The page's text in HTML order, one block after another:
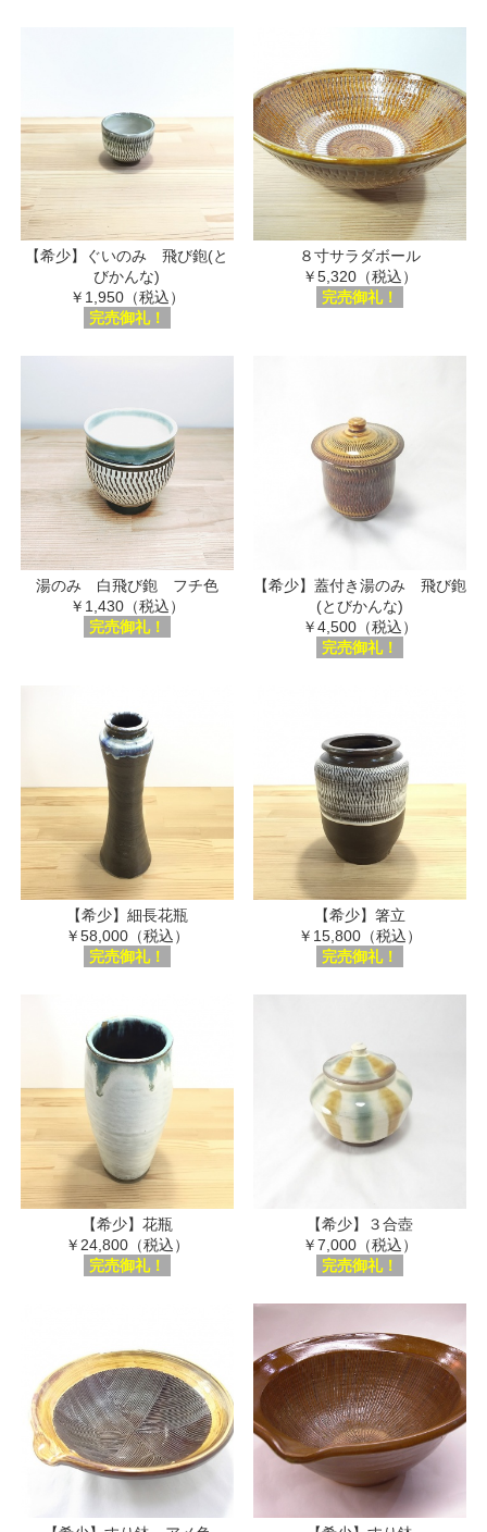
【希少】ぐいのみ 飛び鉋(と
びかんな)
￥1,950（税込）
完売御礼！
８寸サラダボール
￥5,320（税込）
完売御礼！
湯のみ 白飛び鉋 フチ色
￥1,430（税込）
完売御礼！
【希少】蓋付き湯のみ 飛び鉋
(とびかんな)
￥4,500（税込）
完売御礼！
【希少】細長花瓶
￥58,000（税込）
完売御礼！
【希少】箸立
￥15,800（税込）
完売御礼！
【希少】花瓶
￥24,800（税込）
完売御礼！
【希少】３合壺
￥7,000（税込）
完売御礼！